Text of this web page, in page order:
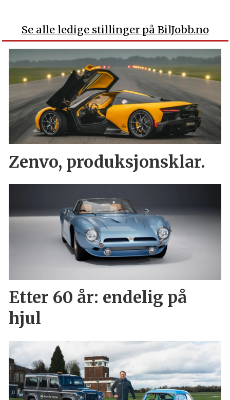
Se alle ledige stillinger på BilJobb.no
Zenvo, produksjonsklar.
Etter 60 år: endelig på
hjul